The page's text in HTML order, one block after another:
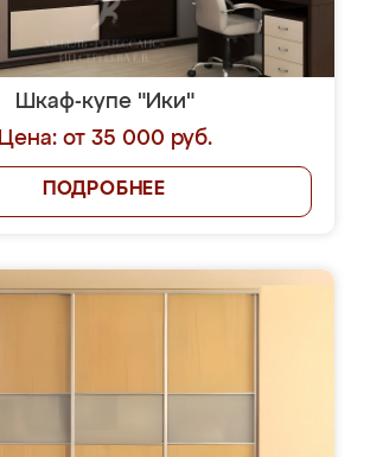
Шкаф-купе "Ики"
Цена: от 35 000 руб.
ПОДРОБНЕЕ